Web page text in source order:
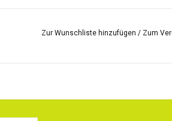
Zur Wunschliste hinzufügen / Zum